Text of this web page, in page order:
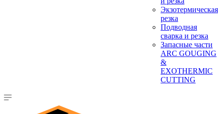
Экзотермическая
резка
Подводная
сварка и резка
Запасные части
ARC GOUGING
&
EXOTHERMIC
CUTTING